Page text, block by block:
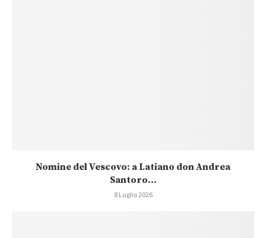
Nomine del Vescovo: a Latiano don Andrea
Santoro...
8 Luglio 2026